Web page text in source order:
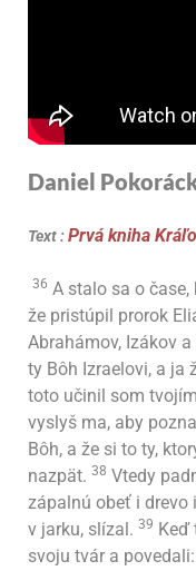
Daniel
Text :Prvá kniha
36 A stalo sa o čase,
že pristúpil prorok
Abrahámov, Izákov
ty Bôh Izraelovi, a ja
toto učinil som
vyslyš ma, aby
Bôh, a že si to ty,
nazpät. 38 Vtedy
zápalnú obeť i drevo
v jarku, slízal. 39
svoju tvár a